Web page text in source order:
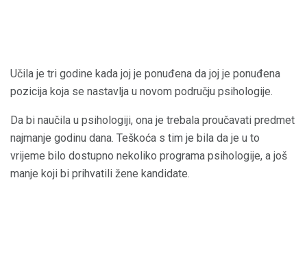
Učila je tri godine kada joj je ponuđena da joj je ponuđena
pozicija koja se nastavlja u novom području psihologije.
Da bi naučila u psihologiji, ona je trebala proučavati predmet
najmanje godinu dana. Teškoća s tim je bila da je u to
vrijeme bilo dostupno nekoliko programa psihologije, a još
manje koji bi prihvatili žene kandidate.